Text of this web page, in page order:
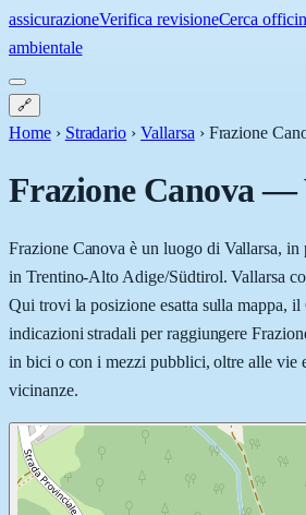
assicurazioneVerifica revisioneCerca
ambientale
🔗
Home › Stradario › Vallarsa › Frazione
Frazione Canova—
Frazione Canova è un luogo di Vallarsa,
in Trentino-Alto Adige/Südtirol. Vallarsa
Qui trovi la posizione esatta sulla mappa,
indicazioni stradali per raggiungere
in bici o con i mezzi pubblici, oltre alle vie
vicinanze.